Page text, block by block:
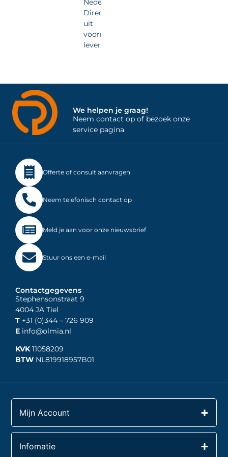
Nederland.
Direct
uit
voorraad
leverbaar.
We helpen je graag!
Neem contact op of bezoek onze
service pagina
Offerte of consult aanvragen
Neem telefonisch contact op
Meld je aan voor onze nieuwsbrief
Stuur ons een e-mail
Contactgegevens
Stephensonstraat 9
4004 JA Tiel
T +31 (0)344 – 726 909
E info@olmia.nl
KVK11058209
BTW NL819918957B01
Mijn Account
Infomatie